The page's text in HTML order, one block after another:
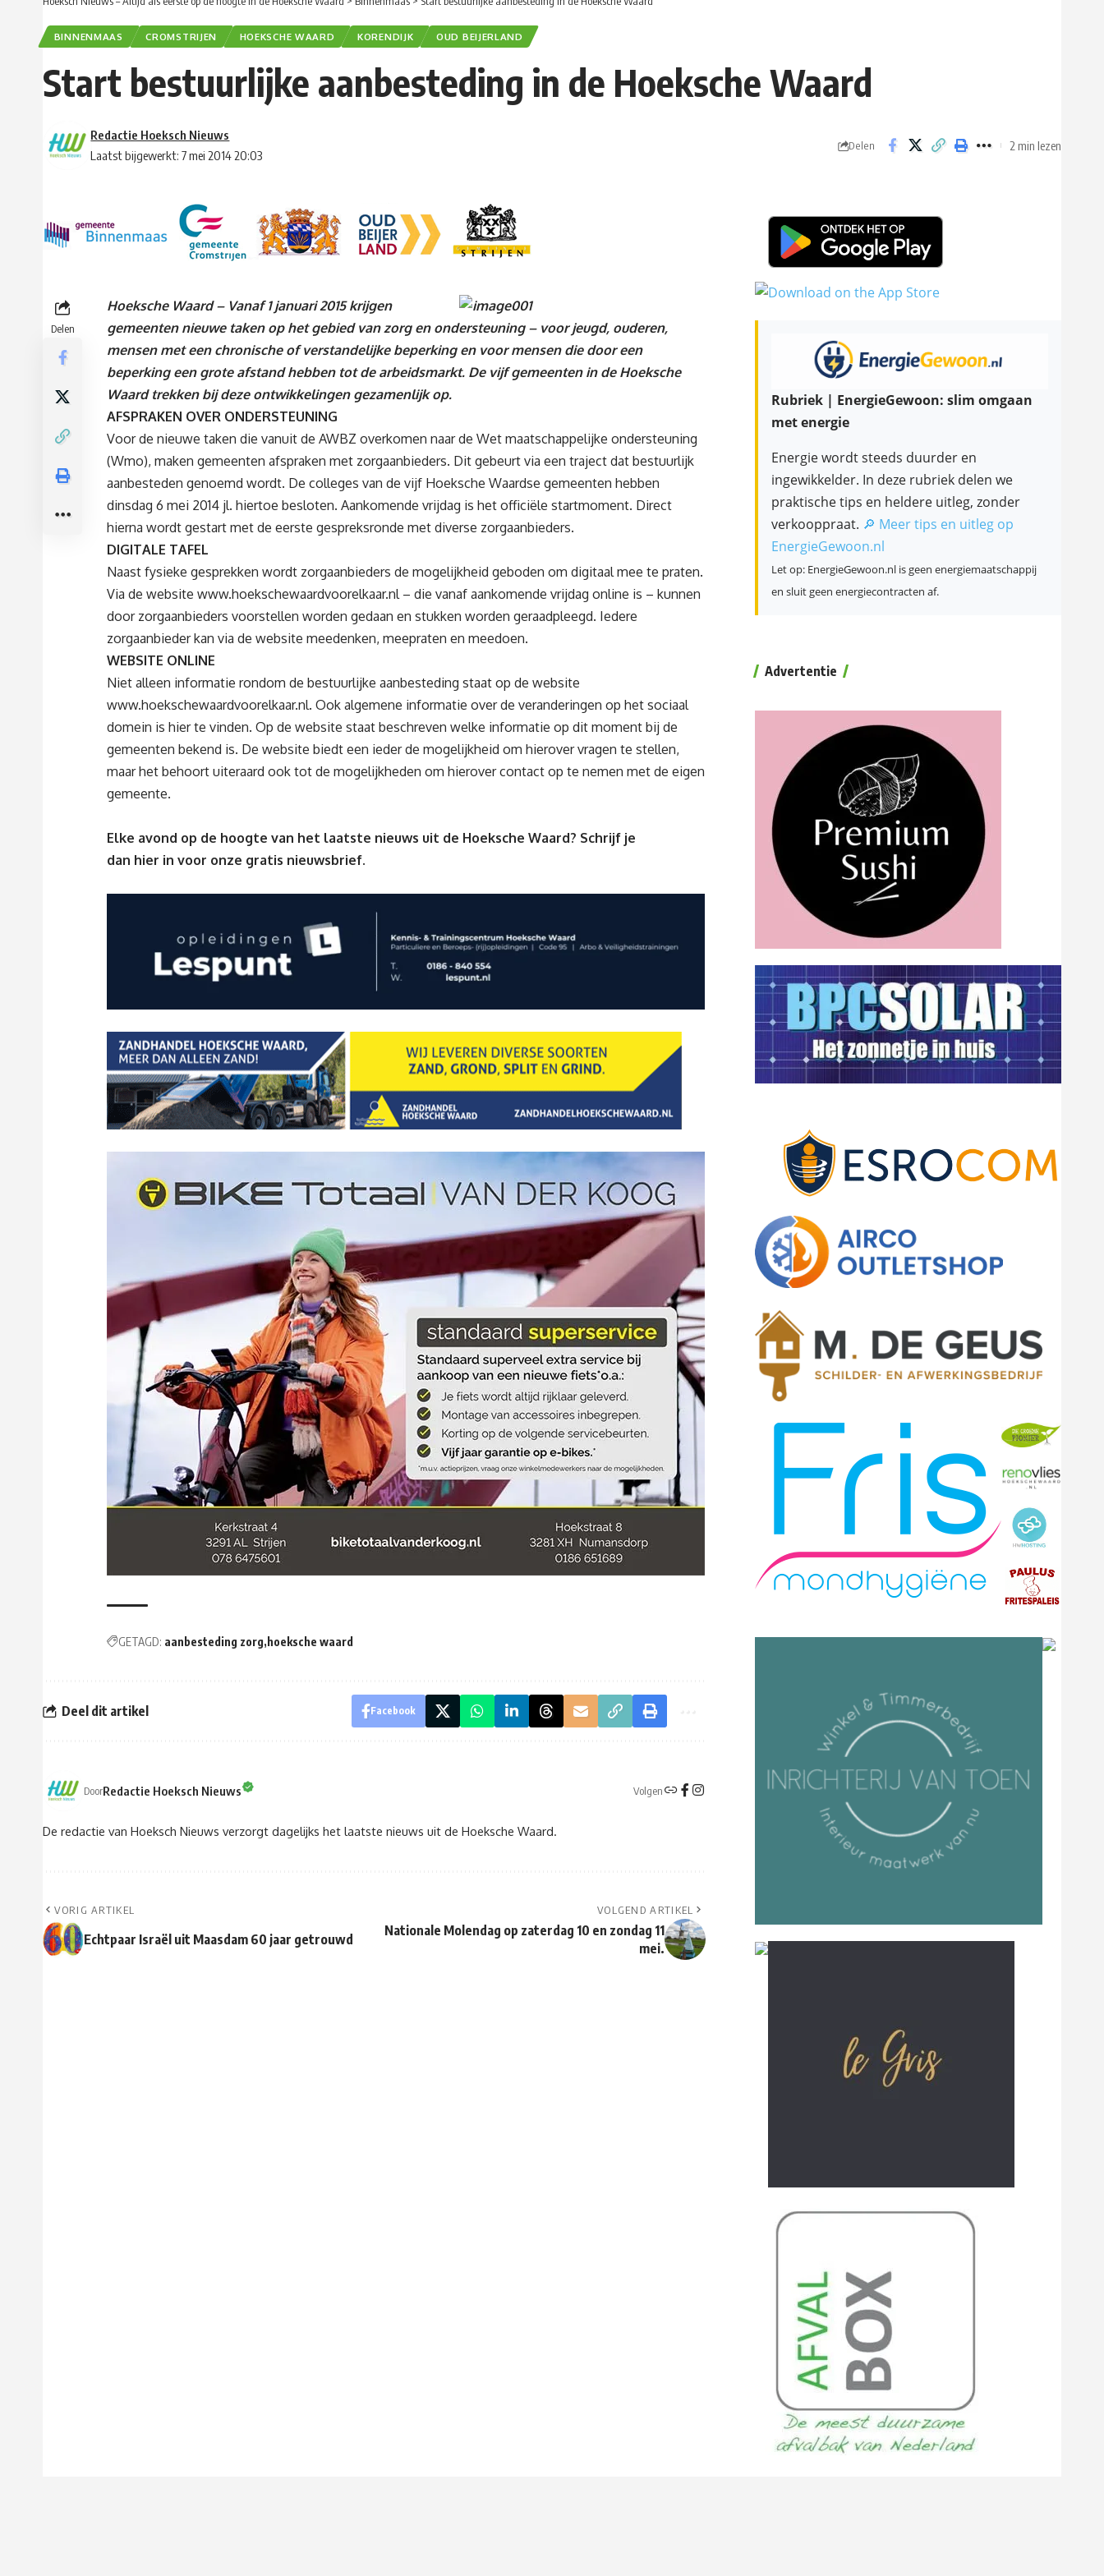
BINNENMAAS CROMSTRIJEN HOEKSCHE WAARD KORENDIJK OUD BEIJERLAND
Start bestuurlijke aanbesteding in de Hoeksche Waard
Laatst bijgewerkt: 7 mei 2014 20:03
Redactie Hoeksch Nieuws
Delen 2 min lezen
Delen
Hoeksche Waard – Vanaf 1 januari 2015 krijgen
gemeenten nieuwe taken op het gebied van zorg en ondersteuning – voor jeugd, ouderen,
mensen met een chronische of verstandelijke beperking en voor mensen die door een
beperking een grote afstand hebben tot de arbeidsmarkt. De vijf gemeenten in de Hoeksche
Waard trekken bij deze ontwikkelingen gezamenlijk op.
AFSPRAKEN OVER ONDERSTEUNING
Voor de nieuwe taken die vanuit de AWBZ overkomen naar de Wet maatschappelijke ondersteuning
(Wmo), maken gemeenten afspraken met zorgaanbieders. Dit gebeurt via een traject dat bestuurlijk
aanbesteden genoemd wordt. De colleges van de vijf Hoeksche Waardse gemeenten hebben
dinsdag 6 mei 2014 jl. hiertoe besloten. Aankomende vrijdag is het officiële startmoment. Direct
hierna wordt gestart met de eerste gespreksronde met diverse zorgaanbieders.
DIGITALE TAFEL
Naast fysieke gesprekken wordt zorgaanbieders de mogelijkheid geboden om digitaal mee te praten.
Via de website www.hoekschewaardvoorelkaar.nl – die vanaf aankomende vrijdag online is – kunnen
door zorgaanbieders voorstellen worden gedaan en stukken worden geraadpleegd. Iedere
zorgaanbieder kan via de website meedenken, meepraten en meedoen.
WEBSITE ONLINE
Niet alleen informatie rondom de bestuurlijke aanbesteding staat op de website
www.hoekschewaardvoorelkaar.nl. Ook algemene informatie over de veranderingen op het sociaal
domein is hier te vinden. Op de website staat beschreven welke informatie op dit moment bij de
gemeenten bekend is. De website biedt een ieder de mogelijkheid om hierover vragen te stellen,
maar het behoort uiteraard ook tot de mogelijkheden om hierover contact op te nemen met de eigen
gemeente.
Elke avond op de hoogte van het laatste nieuws uit de Hoeksche Waard? Schrijf je
dan hier in voor onze gratis nieuwsbrief.
GETAGD: aanbesteding zorg hoeksche waard
Deel dit artikel Facebook
DoorRedactie Hoeksch Nieuws Volgen
De redactie van Hoeksch Nieuws verzorgt dagelijks het laatste nieuws uit de Hoeksche Waard.
VORIG ARTIKEL
Echtpaar Israël uit Maasdam 60 jaar getrouwd
VOLGEND ARTIKEL
Nationale Molendag op zaterdag 10 en zondag 11
mei.
Rubriek | EnergieGewoon: slim omgaan
met energie
Energie wordt steeds duurder en
ingewikkelder. In deze rubriek delen we
praktische tips en heldere uitleg, zonder
verkooppraat. 🔎 Meer tips en uitleg op
EnergieGewoon.nl
Let op: EnergieGewoon.nl is geen energiemaatschappij
en sluit geen energiecontracten af.
Advertentie